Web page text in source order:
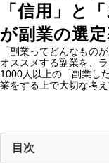
「信用」と
が副業の選
「副業ってどんなもの
オススメする副業を、
1000人以上の「副業し
業をする上で大切な考
目次